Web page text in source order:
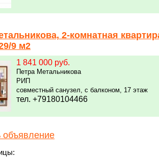
2-комнатная
9 м2
1 841 000 руб.
Петра Метальникова
РИП
совместный санузел, с балконом, 17 этаж
тел. +79180104466
объявление